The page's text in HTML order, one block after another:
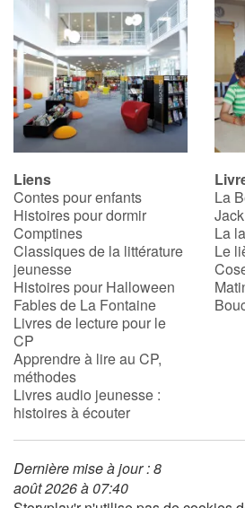
Liens
Contes pour enfants
Histoires pour dormir
Comptines
Classiques de la littérature
jeunesse
Histoires pour Halloween
Fables de La Fontaine
Livres de lecture pour le
CP
Apprendre à lire au CP,
méthodes
Livres audio jeunesse :
histoires à écouter
La
La
Le
Dernière mise à jour : 8
août 2026 à 07:40